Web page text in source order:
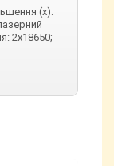
(x):
2x18650;